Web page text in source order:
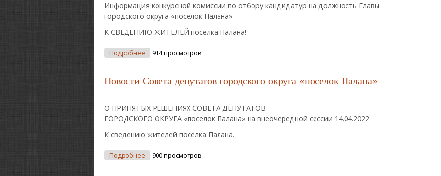
Информация конкурсной комиссии по отбору кандидатур на должность Главы
городского округа «посёлок Палана»
К СВЕДЕНИЮ ЖИТЕЛЕЙ поселка Палана!
Подробнее О НОВОСТИ СОВЕТА ДЕПУТАТОВ Информация Конкурсной Комиссии По Отбору Кандидатур На
914 просмотров
Новости Совета депутатов городского округа «поселок Палана»
О ПРИНЯТЫХ РЕШЕНИЯХ СОВЕТА ДЕПУТАТОВ
ГОРОДСКОГО ОКРУГА «поселок Палана» на внеочередной сессии 14.04.2022
К сведению жителей поселка Палана.
Подробнее О Новости Совета Депутатов Городского Округа «поселок Палана»
900 просмотров